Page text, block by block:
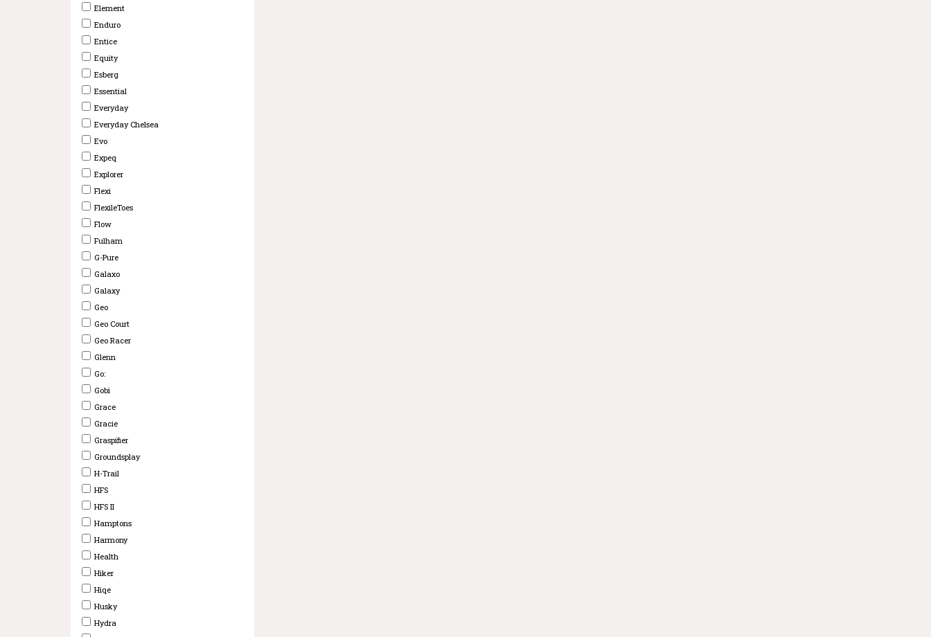
Element
Enduro
Entice
Equity
Esberg
Essential
Everyday
Everyday Chelsea
Evo
Expeq
Explorer
Flexi
FlexileToes
Flow
Fulham
G-Pure
Galaxo
Galaxy
Geo
Geo Court
Geo Racer
Glenn
Go:
Gobi
Grace
Gracie
Graspifier
Groundsplay
H-Trail
HFS
HFS II
Hamptons
Harmony
Health
Hiker
Hiqe
Husky
Hydra